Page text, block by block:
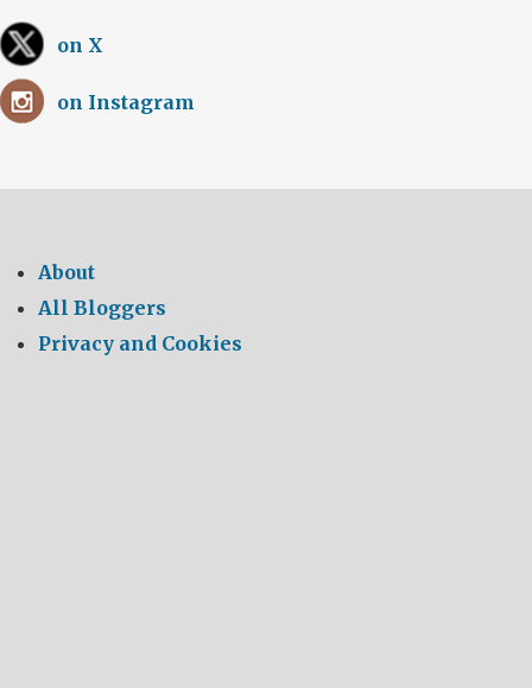
on X
on Instagram
About
All Bloggers
Privacy and Cookies